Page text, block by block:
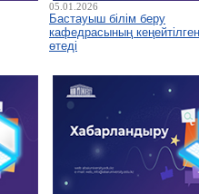
05.01.2026
Бастауыш білім беру
кафедрасының кеңейтілген
өтеді